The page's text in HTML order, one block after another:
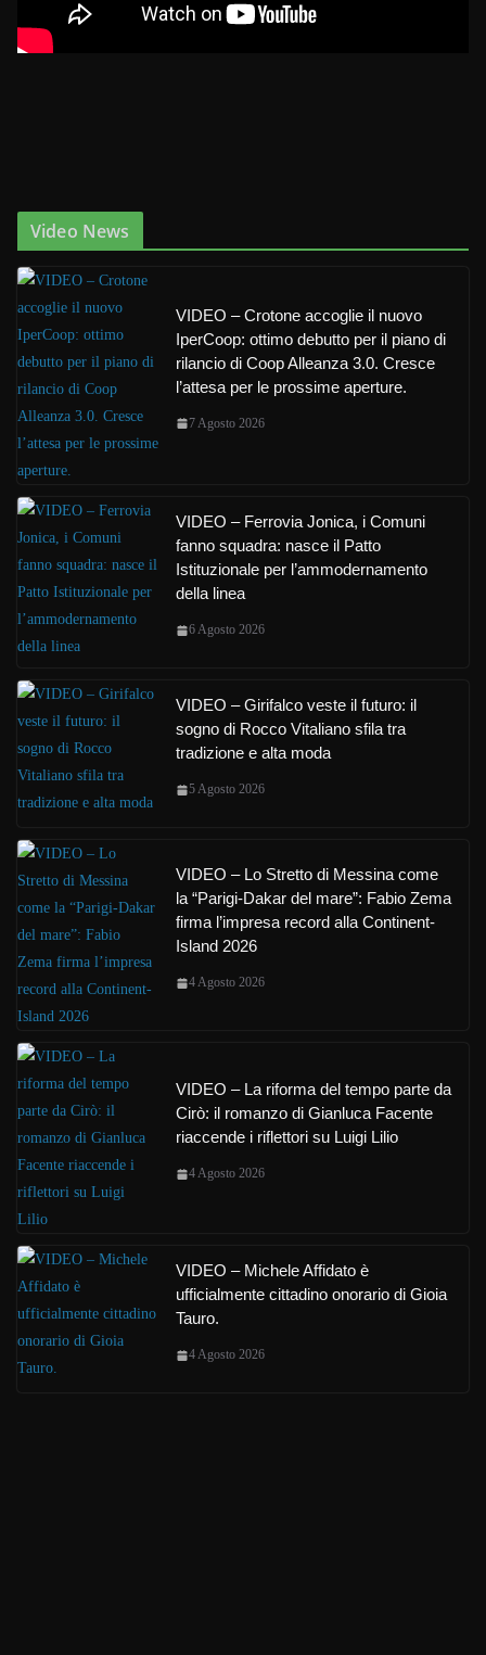
Video News
VIDEO – Crotone accoglie il nuovo
IperCoop: ottimo debutto per il piano di
rilancio di Coop Alleanza 3.0. Cresce
l’attesa per le prossime aperture.
7 Agosto 2026
VIDEO – Ferrovia Jonica, i Comuni
fanno squadra: nasce il Patto
Istituzionale per l’ammodernamento
della linea
6 Agosto 2026
VIDEO – Girifalco veste il futuro: il
sogno di Rocco Vitaliano sfila tra
tradizione e alta moda
5 Agosto 2026
VIDEO – Lo Stretto di Messina come
la “Parigi-Dakar del mare”: Fabio Zema
firma l’impresa record alla Continent-
Island 2026
4 Agosto 2026
VIDEO – La riforma del tempo parte da
Cirò: il romanzo di Gianluca Facente
riaccende i riflettori su Luigi Lilio
4 Agosto 2026
VIDEO – Michele Affidato è
ufficialmente cittadino onorario di Gioia
Tauro.
4 Agosto 2026